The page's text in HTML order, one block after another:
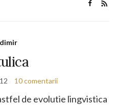
10 comentarii
de evolutie lingvistica